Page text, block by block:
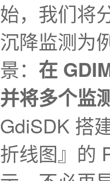
始，我们将
沉降监测为
景： 在
并将多个监
GdiSDK 搭
折线图』的